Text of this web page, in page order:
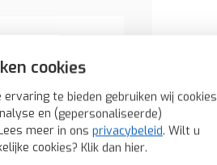
cookies
ervaring te bieden gebruiken wij cookies
en (gepersonaliseerde)
meer in ons privacybeleid. Wilt u
cookies? Klik dan hier.